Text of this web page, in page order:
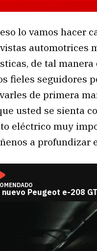
lo vamos hacer
automotrices
de tal manera
fieles seguidores
de primera
usted se sienta
eléctrico muy
a profundizar
Peugeot e-208